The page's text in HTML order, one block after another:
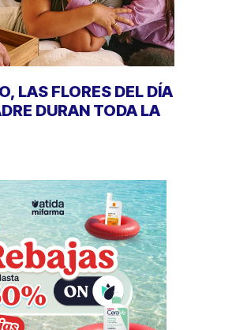
LAS FLORES DEL DÍA
DURAN TODA LA